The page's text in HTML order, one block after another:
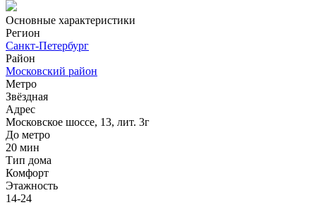
Основные характеристики
Регион
Санкт-Петербург
Район
Московский район
Метро
Звёздная
Адрес
Московское шоссе, 13, лит. 3г
До метро
20 мин
Тип дома
Комфорт
Этажность
14-24